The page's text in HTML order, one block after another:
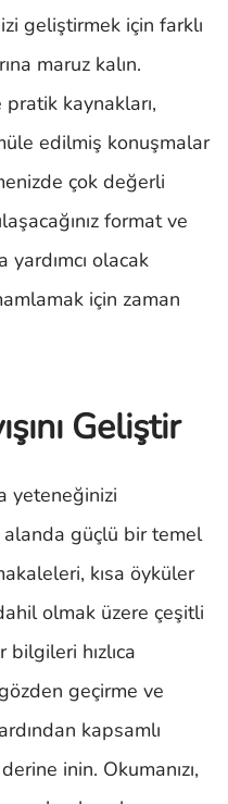
geliştirmek için farklı
maruz kalın.
kaynakları,
edilmiş konuşmalar
çok değerli
format ve
yardımcı olacak
için zaman
Geliştir
yeteneğinizi
güçlü bir temel
kısa öyküler
olmak üzere çeşitli
hızlıca
geçirme ve
kapsamlı
inin. Okumanızı,